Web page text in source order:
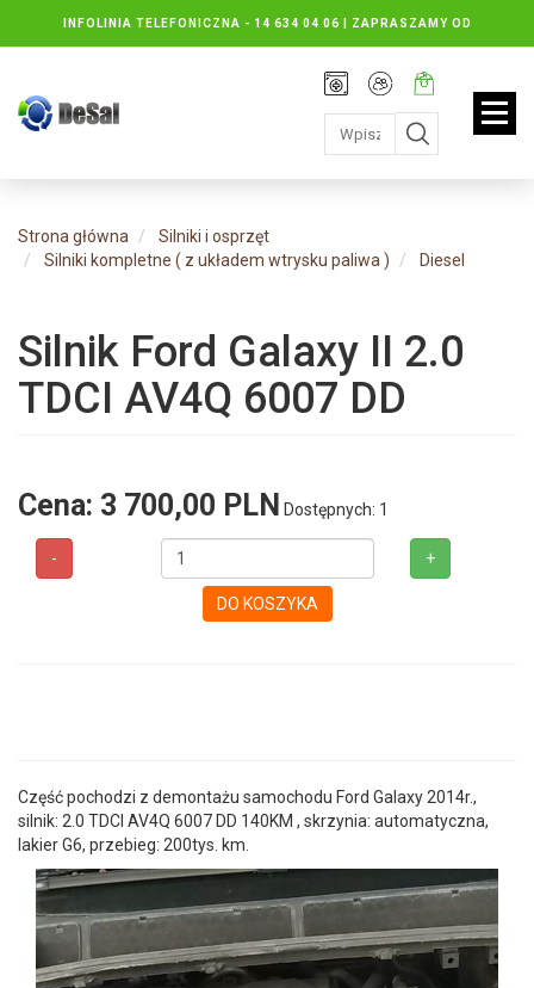
INFOLINIA TELEFONICZNA - 14 634 04 06 | ZAPRASZAMY OD
PONIEDZIAŁKU DO PIĄTKU : 8.30 DO 16.30, SOBOTY: 8.30 DO 13.00
Rejestracja
Moje
konto
Twój
koszyk:
jest
pusty
Strona główna
Silniki i osprzęt
Silniki kompletne ( z układem wtrysku paliwa )
Diesel
Silnik Ford Galaxy II 2.0
TDCI AV4Q 6007 DD
Cena: 3 700,00 PLN Dostępnych: 1
- +
DO KOSZYKA
Część pochodzi z demontażu samochodu Ford Galaxy 2014r.,
silnik: 2.0 TDCI AV4Q 6007 DD 140KM , skrzynia: automatyczna,
lakier G6, przebieg: 200tys. km.